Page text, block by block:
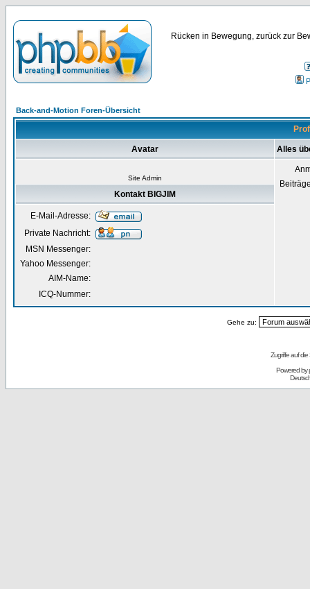
Rücken in Bewegung, zurück zur
Back-and-Motion Foren-Übersicht
Avatar Alles
Site Admin
Kontakt BIGJIM
E-Mail-Adresse:
Private Nachricht:
MSN Messenger:
Yahoo Messenger:
AIM-Name:
ICQ-Nummer:
Gehe zu:
Zugriffe auf
Powered by